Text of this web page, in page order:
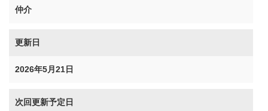
仲介
更新日
2026年5月21日
次回更新予定日